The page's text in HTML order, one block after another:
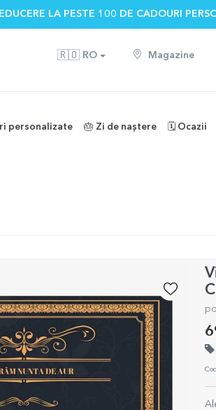
LA PESTE 100 DE CADOURI
🇷🇴 RO Magazine
personalizate 🎂 Zi de naștere 🗓️ Ocazii